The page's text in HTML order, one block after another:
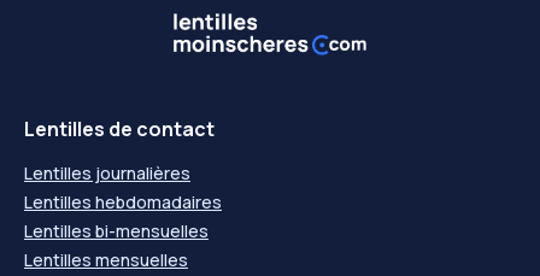
Lentilles de contact
Lentilles journalières
Lentilles hebdomadaires
Lentilles bi-mensuelles
Lentilles mensuelles